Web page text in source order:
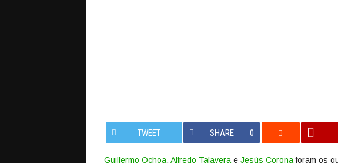
TWEET SHARE 0
Guillermo Ochoa, Alfredo Talavera e Jesús Coronaforam os